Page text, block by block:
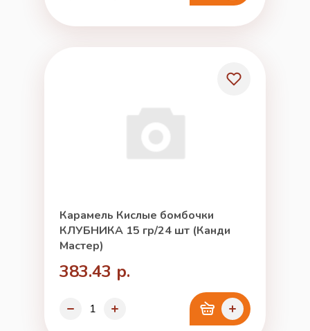
Карамель Кислые бомбочки
КЛУБНИКА 15 гр/24 шт (Канди
Мастер)
383.43 р.